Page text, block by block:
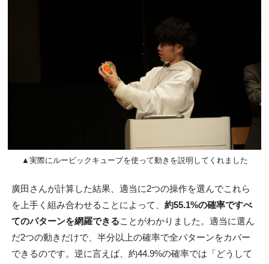
▲実際にルービックキューブを使って動きを説明してくれました
廣田さんが計算した結果、適当に2つの操作を選んでこれら
を上手く組み合わせることによって、 約55.1%の確率ですべ
てのパターンを網羅できることがわかりました。適当に選ん
だ2つの動きだけで、半分以上の確率で全パターンをカバー
できるのです。逆に言えば、約44.9%の確率では「どうして